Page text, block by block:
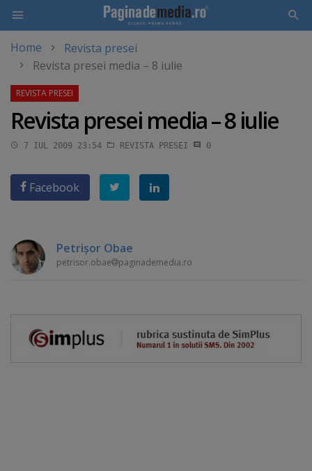
main
Home
Revista presei
Revista presei media – 8 iulie
Revista presei media – 8 iulie
7 IUL 2009 23:54 REVISTA PRESEI 0
Facebook
Petrişor Obae
petrisor.obae paginademedia.ro